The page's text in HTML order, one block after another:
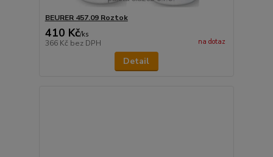
BEURER 457.09 Roztok
410 Kč/ks
366 Kč bez DPH na dotaz
Detail